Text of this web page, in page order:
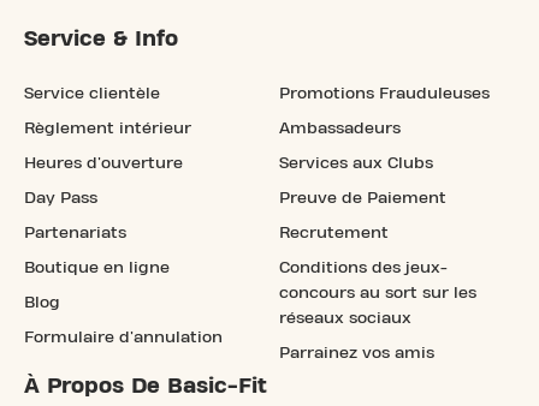
Service & Info
Service clientèle
Règlement intérieur
Heures d'ouverture
Day Pass
Partenariats
Boutique en ligne
Blog
Formulaire d'annulation
Promotions Frauduleuses
Ambassadeurs
Services aux Clubs
Preuve de Paiement
Recrutement
Conditions des jeux-
concours au sort sur les
réseaux sociaux
Parrainez vos amis
À Propos De Basic-Fit